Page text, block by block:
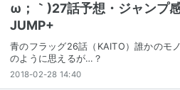
ω；｀)27話予想・ジャンプ
JUMP+
青のフラッグ26話（KAITO）誰かのモ
のように思えるが…？
2018-02-28 14:40